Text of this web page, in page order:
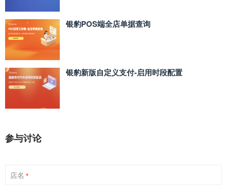
银豹POS端全店单据查询
银豹新版自定义支付‑启用时段配置
参与讨论
店名 *